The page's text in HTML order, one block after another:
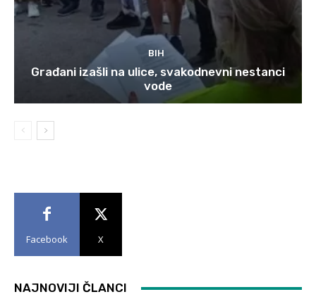
BIH
Građani izašli na ulice, svakodnevni nestanci
vode
Facebook X
NAJNOVIJI ČLANCI